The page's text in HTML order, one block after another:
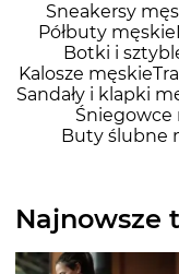
Sneakersy
Półbuty męskie
Botki i
Kalosze męskie
Sandały i klapki
Śniegowce
Buty ślubne
Najnowsze